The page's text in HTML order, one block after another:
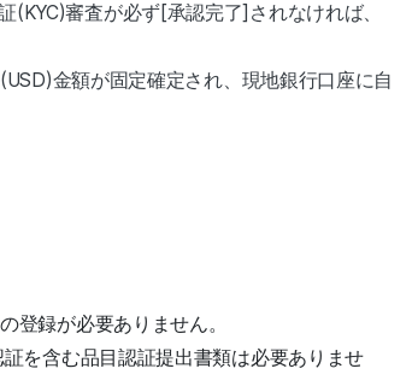
審査が必ず[承認完了]されなければ、
金額が固定確定され、現地銀行口座に自
登録が必要ありません。
を含む品目認証提出書類は必要ありませ